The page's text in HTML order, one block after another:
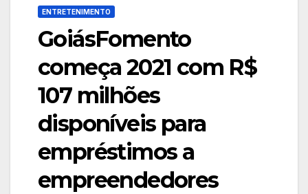
ENTRETENIMENTO
GoiásFomento
começa 2021 com R$
107 milhões
disponíveis para
empréstimos a
empreendedores